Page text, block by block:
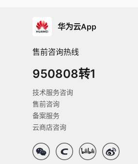
华为云App
售前咨询热线
950808转1
技术服务咨询
售前咨询
备案服务
云商店咨询